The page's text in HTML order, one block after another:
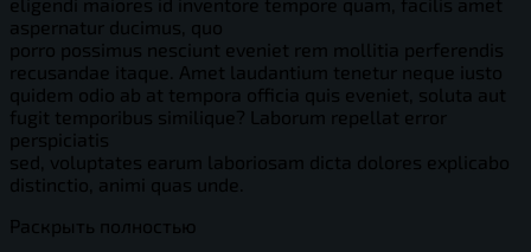
aspernatur ducimus, quo
porro possimus nesciunt eveniet rem mollitia perferendis
recusandae itaque. Amet laudantium tenetur neque iusto
quidem odio ab at tempora officia quis eveniet, soluta aut
fugit temporibus similique? Laborum repellat error
perspiciatis
sed, voluptates earum laboriosam dicta dolores explicabo
distinctio, animi quas unde.
Раскрыть полностью